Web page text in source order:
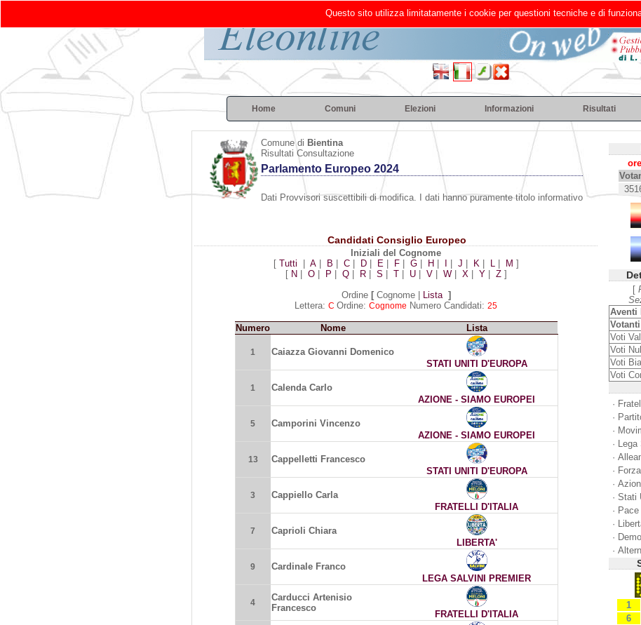
Home Comuni Elezioni Informazioni Risultati
Comune di Bientina
Risultati Consultazione
Parlamento Europeo 2024
Dati Provvisori suscettibili di modifica. I dati hanno puramente titolo informativo
Candidati Consiglio Europeo
Iniziali del Cognome
[ Tutti A| B C| D| E| F| G| H J K| L| M ]
[ N O| P Q| R| S T| U| V| W| X| Y| Z]
Ordine [Cognome | Lista ]
Lettera: C Ordine: Cognome Numero Candidati: 25
Numero Nome Lista
1
Caiazza Giovanni Domenico
STATI UNITI D'EUROPA
1
Calenda Carlo
AZIONE - SIAMO EUROPEI
5
Camporini Vincenzo
AZIONE - SIAMO EUROPEI
13
Cappelletti Francesco
STATI UNITI D'EUROPA
3
Cappiello Carla
FRATELLI D'ITALIA
7
Caprioli Chiara
LIBERTA'
9
Cardinale Franco
LEGA SALVINI PREMIER
4
Carducci Artenisio
Francesco
FRATELLI D'ITALIA
[
Aventi
Votanti
Voti
Voti
Voti
Voti
·
·
·
·
·
·
·
· Stati
·
·
·
·
1
6
Questo sito utilizza limitatamente i cookie per questioni tecniche e di